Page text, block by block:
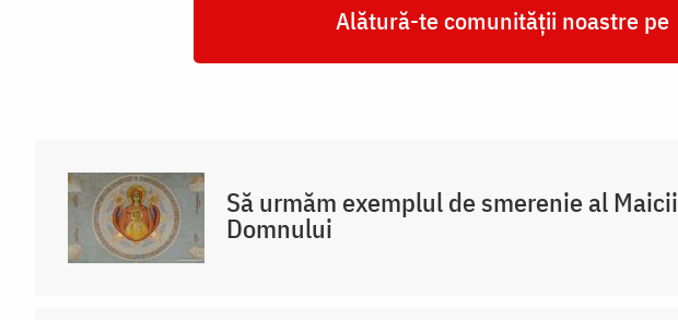
Alătură-te comunității noastre pe
Să urmăm exemplul de smerenie al Maicii
Domnului